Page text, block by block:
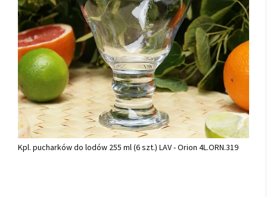
Kpl. pucharków do lodów 255 ml (6 szt.) LAV - Orion 4L.ORN.319